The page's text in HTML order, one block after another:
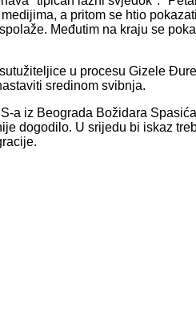
a pritom se htio
Međutim na kraju se
u procesu Gizele
sredinom svibnja.
a iz Beograda Božidara
dogodilo. U srijedu bi iskaz